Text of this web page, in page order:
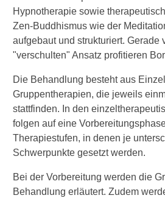
Hypnotherapie sowie
Zen-Buddhismus wie der
aufgebaut und strukturiert. Gerade
"verschulten" Ansatz profitieren
Die Behandlung besteht aus
Gruppentherapien, die jeweils
stattfinden. In den
folgen auf eine
Therapiestufen, in denen je
Schwerpunkte gesetzt werden.
Bei der Vorbereitung werden die
Behandlung erläutert. Zudem